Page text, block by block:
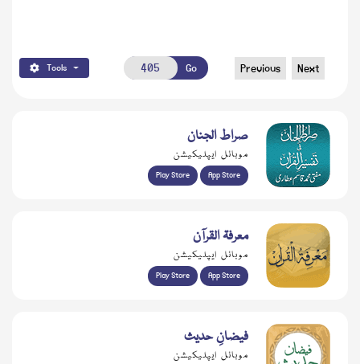
Tools Go Previous Next
صراط الجنان
موبائل ایپلیکیشن
Play Store App Store
معرفۃ القرآن
موبائل ایپلیکیشن
Play Store App Store
فیضانِ حدیث
موبائل ایپلیکیشن